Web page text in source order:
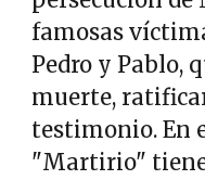
famosas
Pedro y Pablo,
muerte,
testimonio. En
"Martirio"